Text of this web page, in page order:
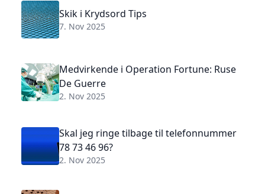
Skik i Krydsord Tips
7. Nov 2025
Medvirkende i Operation Fortune: Ruse
De Guerre
2. Nov 2025
Skal jeg ringe tilbage til telefonnummer
78 73 46 96?
2. Nov 2025